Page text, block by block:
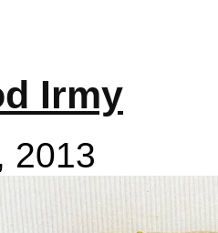
Irmy
2013